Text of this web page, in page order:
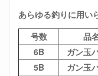
あらゆる釣りに用い
号数
品
6B
ガン玉
5B
ガン玉